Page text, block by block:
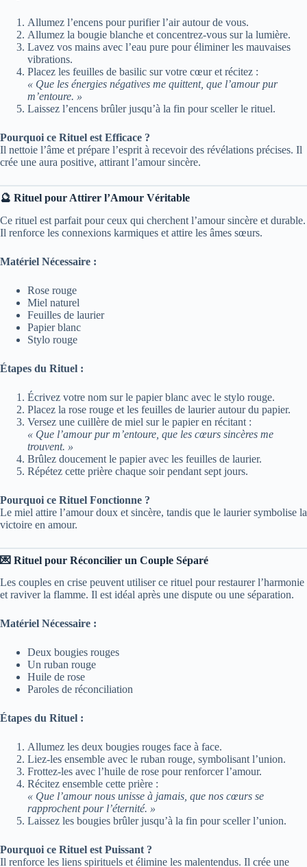
Allumez l’encens pour purifier l’air autour de vous.
Allumez la bougie blanche et concentrez-vous sur la lumière.
Lavez vos mains avec l’eau pure pour éliminer les mauvaises
vibrations.
Placez les feuilles de basilic sur votre cœur et récitez :
« Que les énergies négatives me quittent, que l’amour pur
m’entoure. »
Laissez l’encens brûler jusqu’à la fin pour sceller le rituel.
Pourquoi ce Rituel est Efficace ?
Il nettoie l’âme et prépare l’esprit à recevoir des révélations précises. Il
crée une aura positive, attirant l’amour sincère.
🔮 Rituel pour Attirer l’Amour Véritable
Ce rituel est parfait pour ceux qui cherchent l’amour sincère et durable.
Il renforce les connexions karmiques et attire les âmes sœurs.
Matériel Nécessaire :
Rose rouge
Miel naturel
Feuilles de laurier
Papier blanc
Stylo rouge
Étapes du Rituel :
Écrivez votre nom sur le papier blanc avec le stylo rouge.
Placez la rose rouge et les feuilles de laurier autour du papier.
Versez une cuillère de miel sur le papier en récitant :
« Que l’amour pur m’entoure, que les cœurs sincères me
trouvent. »
Brûlez doucement le papier avec les feuilles de laurier.
Répétez cette prière chaque soir pendant sept jours.
Pourquoi ce Rituel Fonctionne ?
Le miel attire l’amour doux et sincère, tandis que le laurier symbolise la
victoire en amour.
💌 Rituel pour Réconcilier un Couple Séparé
Les couples en crise peuvent utiliser ce rituel pour restaurer l’harmonie
et raviver la flamme. Il est idéal après une dispute ou une séparation.
Matériel Nécessaire :
Deux bougies rouges
Un ruban rouge
Huile de rose
Paroles de réconciliation
Étapes du Rituel :
Allumez les deux bougies rouges face à face.
Liez-les ensemble avec le ruban rouge, symbolisant l’union.
Frottez-les avec l’huile de rose pour renforcer l’amour.
Récitez ensemble cette prière :
« Que l’amour nous unisse à jamais, que nos cœurs se
rapprochent pour l’éternité. »
Laissez les bougies brûler jusqu’à la fin pour sceller l’union.
Pourquoi ce Rituel est Puissant ?
Il renforce les liens spirituels et élimine les malentendus. Il crée une